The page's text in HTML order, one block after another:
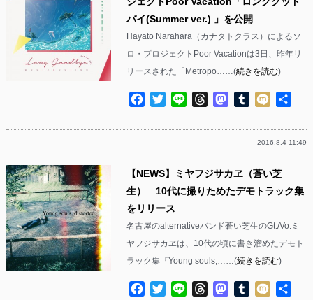
バイ(Summer ver.) 」を公開
Hayato Narahara（カナタトクラス）によるソ
ロ・プロジェクトPoor Vacationは3日、昨年リ
リースされた「Metropo……(続きを読む)
Facebook
TwitterLine ThreadsMastodon
Tumblr
Mixi
2016.8.4 11:49
【NEWS】ミヤフジサカヱ（蒼い芝
生） 10代に撮りためたデモトラック集
をリリース
名古屋のalternativeバンド蒼い芝生のGt./Vo.ミ
ヤフジサカヱは、10代の頃に書き溜めたデモト
ラック集『Young souls,……(続きを読む)
Facebook
TwitterLine ThreadsMastodon
Tumblr
Mixi